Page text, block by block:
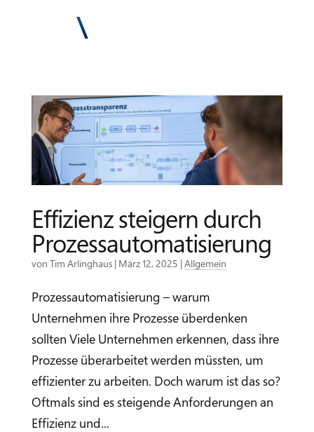
Effizienz steigern durch
Prozessautomatisierung
von Tim Arlinghaus| März 12, 2025 |Allgemein
Prozessautomatisierung – warum
Unternehmen ihre Prozesse überdenken
sollten Viele Unternehmen erkennen, dass ihre
Prozesse überarbeitet werden müssten, um
effizienter zu arbeiten. Doch warum ist das so?
Oftmals sind es steigende Anforderungen an
Effizienz und...